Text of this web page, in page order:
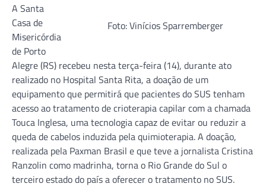
Foto: Vinícios Sparremberger
A Santa
Casa de
Misericórdia
de Porto
Alegre (RS) recebeu nesta terça-feira (14), durante ato
realizado no Hospital Santa Rita, a doação de um
equipamento que permitirá que pacientes do SUS tenham
acesso ao tratamento de crioterapia capilar com a chamada
Touca Inglesa, uma tecnologia capaz de evitar ou reduzir a
queda de cabelos induzida pela quimioterapia. A doação,
realizada pela Paxman Brasil e que teve a jornalista Cristina
Ranzolin como madrinha, torna o Rio Grande do Sul o
terceiro estado do país a oferecer o tratamento no SUS.